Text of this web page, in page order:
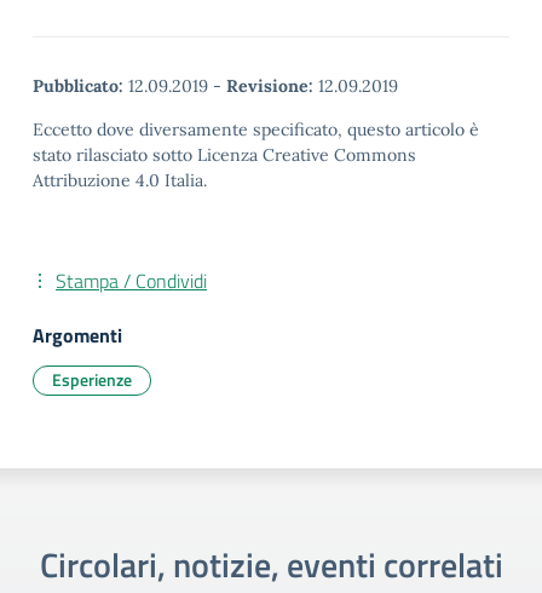
Pubblicato: 12.09.2019 - Revisione: 12.09.2019
Eccetto dove diversamente specificato, questo articolo è
stato rilasciato sotto Licenza Creative Commons
Attribuzione 4.0 Italia.
Stampa / Condividi
Argomenti
Esperienze
Circolari, notizie, eventi correlati